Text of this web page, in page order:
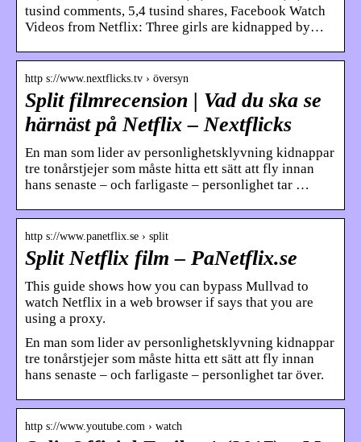
tusind comments, 5,4 tusind shares, Facebook Watch
Videos from Netflix: Three girls are kidnapped by…
http s://www.nextflicks.tv › översyn
Split filmrecension | Vad du ska se
härnäst på Netflix – Nextflicks
En man som lider av personlighetsklyvning kidnappar
tre tonårstjejer som måste hitta ett sätt att fly innan
hans senaste – och farligaste – personlighet tar …
http s://www.panetflix.se › split
Split Netflix film – PaNetflix.se
This guide shows how you can bypass Mullvad to
watch Netflix in a web browser if says that you are
using a proxy.
En man som lider av personlighetsklyvning kidnappar
tre tonårstjejer som måste hitta ett sätt att fly innan
hans senaste – och farligaste – personlighet tar över.
http s://www.youtube.com › watch